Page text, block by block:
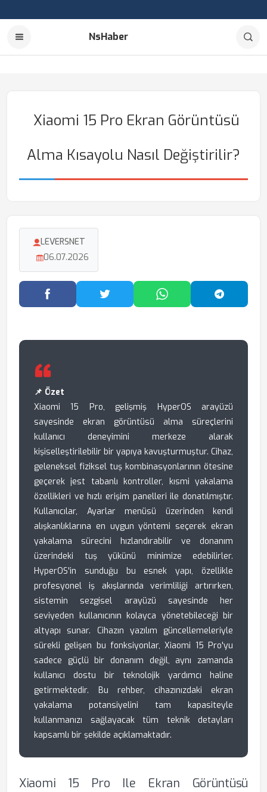
NsHaber
Xiaomi 15 Pro Ekran Görüntüsü
Alma Kısayolu Nasıl Değiştirilir?
LEVERSNET
06.07.2026
Facebook'ta PaylaşTwitter'da PaylaşWhatsApp'ta Paylaş
📌 Özet
Xiaomi 15 Pro, gelişmiş HyperOS arayüzü
sayesinde ekran görüntüsü alma süreçlerini
kullanıcı deneyimini merkeze alarak
kişiselleştirilebilir bir yapıya kavuşturmuştur. Cihaz,
geleneksel fiziksel tuş kombinasyonlarının ötesine
geçerek jest tabanlı kontroller, kısmi yakalama
özellikleri ve hızlı erişim panelleri ile donatılmıştır.
Kullanıcılar, Ayarlar menüsü üzerinden kendi
alışkanlıklarına en uygun yöntemi seçerek ekran
yakalama sürecini hızlandırabilir ve donanım
üzerindeki tuş yükünü minimize edebilirler.
HyperOS'in sunduğu bu esnek yapı, özellikle
profesyonel iş akışlarında verimliliği artırırken,
sistemin sezgisel arayüzü sayesinde her
seviyeden kullanıcının kolayca yönetebileceği bir
altyapı sunar. Cihazın yazılım güncellemeleriyle
sürekli gelişen bu fonksiyonlar, Xiaomi 15 Pro'yu
sadece güçlü bir donanım değil, aynı zamanda
kullanıcı dostu bir teknolojik yardımcı haline
getirmektedir. Bu rehber, cihazınızdaki ekran
yakalama potansiyelini tam kapasiteyle
kullanmanızı sağlayacak tüm teknik detayları
kapsamlı bir şekilde açıklamaktadır.
Xiaomi 15 Pro Ile Ekran Görüntüsü